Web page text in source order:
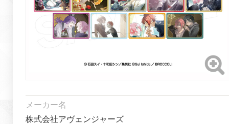
メーカー名
株式会社アヴェンジャーズ